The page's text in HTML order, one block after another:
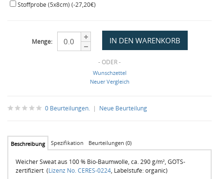
Stoffprobe (5x8cm) (-27,20€)
Menge:
- ODER -
Wunschzettel
Neuer Vergleich
0 Beurteilungen. | Neue Beurteilung
Beschreibung Spezifikation Beurteilungen (0)
Weicher Sweat aus 100 % Bio-Baumwolle, ca. 290 g/m², GOTS-
zertifiziert (Lizenz No. CERES-0224, Labelstufe: organic)